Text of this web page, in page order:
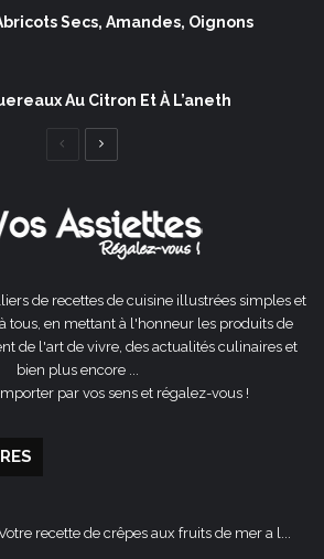
Secs, Amandes, Oignons
Au Citron Et À L’aneth
Page
de recettes de cuisine illustrées simples et
tous, en mettant à l'honneur les produits de
de l'art de vivre, des actualités culinaires et
bien plus encore ...
par vos sens et régalez-vous !
recette de crêpes aux fruits de mer a l...